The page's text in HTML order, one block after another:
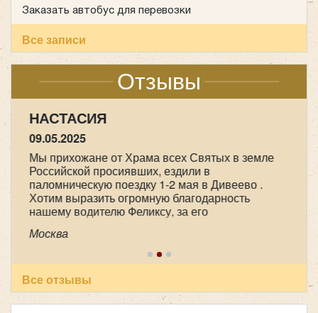
Заказать автобус для перевозки
Все записи
Отзывы
НАСТАСИЯ
09.05.2025
Мы прихожане от Храма всех Святых в земле
Российской просиявших, ездили в
паломническую поездку 1-2 мая в Дивеево .
Хотим выразить огромную благодарность
нашему водителю Феликсу, за его
пунктуальность . Побольше таких бы
специалистов! Очень приятный человек! В
автобусе всегда чисто, опрятно. Всем
рекомендуем пользоваться вашей транспортной
компанией , все слажено и главное надежно!
Желаем успехов и процветания !
Москва
Все отзывы